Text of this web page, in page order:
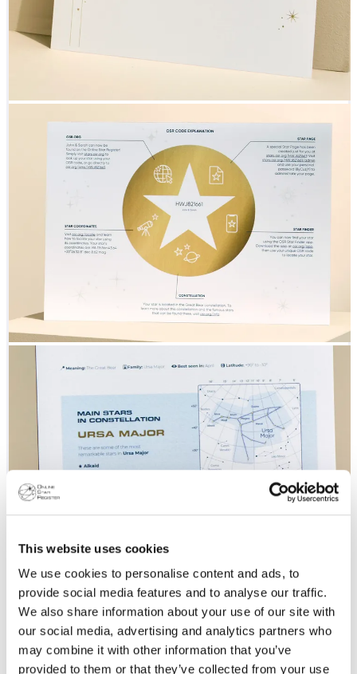
This website uses cookies
We use cookies to personalise content and ads, to
provide social media features and to analyse our traffic.
We also share information about your use of our site with
our social media, advertising and analytics partners who
may combine it with other information that you’ve
provided to them or that they’ve collected from your use